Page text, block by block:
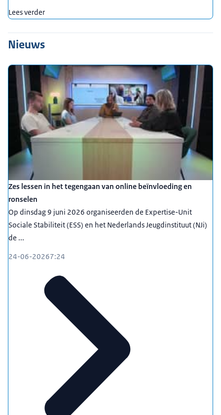
Lees verder
Nieuws
Zes lessen in het tegengaan van online beïnvloeding en
ronselen
Op dinsdag 9 juni 2026 organiseerden de Expertise-Unit
Sociale Stabiliteit (ESS) en het Nederlands Jeugdinstituut (NJi)
de ...
24-06-20267:24